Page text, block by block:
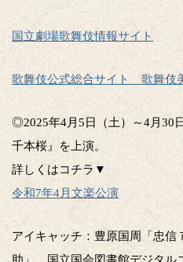
国立劇場歌舞伎情報サイト
歌舞伎公式総合サイト 歌舞伎
◎2025年4月5日（土）～4月30
千本桜』を上演。
詳しくはコチラ▼
令和7年4月文楽公演
アイキャッチ：豊原国周「忠信
助」 国立国会図書館デジタル